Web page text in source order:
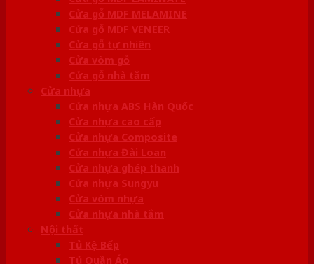
Cửa gỗ MDF MELAMINE
Cửa gỗ MDF VENEER
Cửa gỗ tự nhiên
Cửa vòm gỗ
Cửa gỗ nhà tắm
Cửa nhựa
Cửa nhựa ABS Hàn Quốc
Cửa nhựa cao cấp
Cửa nhựa Composite
Cửa nhựa Đài Loan
Cửa nhựa ghép thanh
Cửa nhựa Sungyu
Cửa vòm nhựa
Cửa nhựa nhà tắm
Nội thất
Tủ Kệ Bếp
Tủ Quần Áo